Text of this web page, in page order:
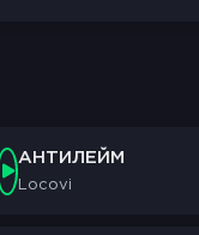
АНТИЛЕЙМ
Locovi